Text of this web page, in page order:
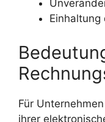
Einhaltung
Für
ihrer